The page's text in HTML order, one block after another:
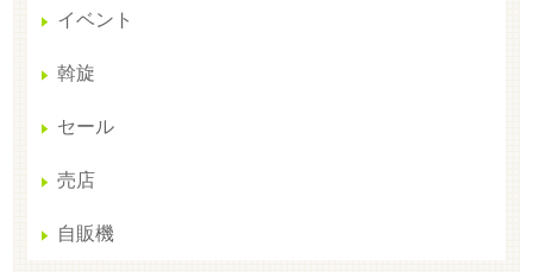
イベント
斡旋
セール
売店
自販機